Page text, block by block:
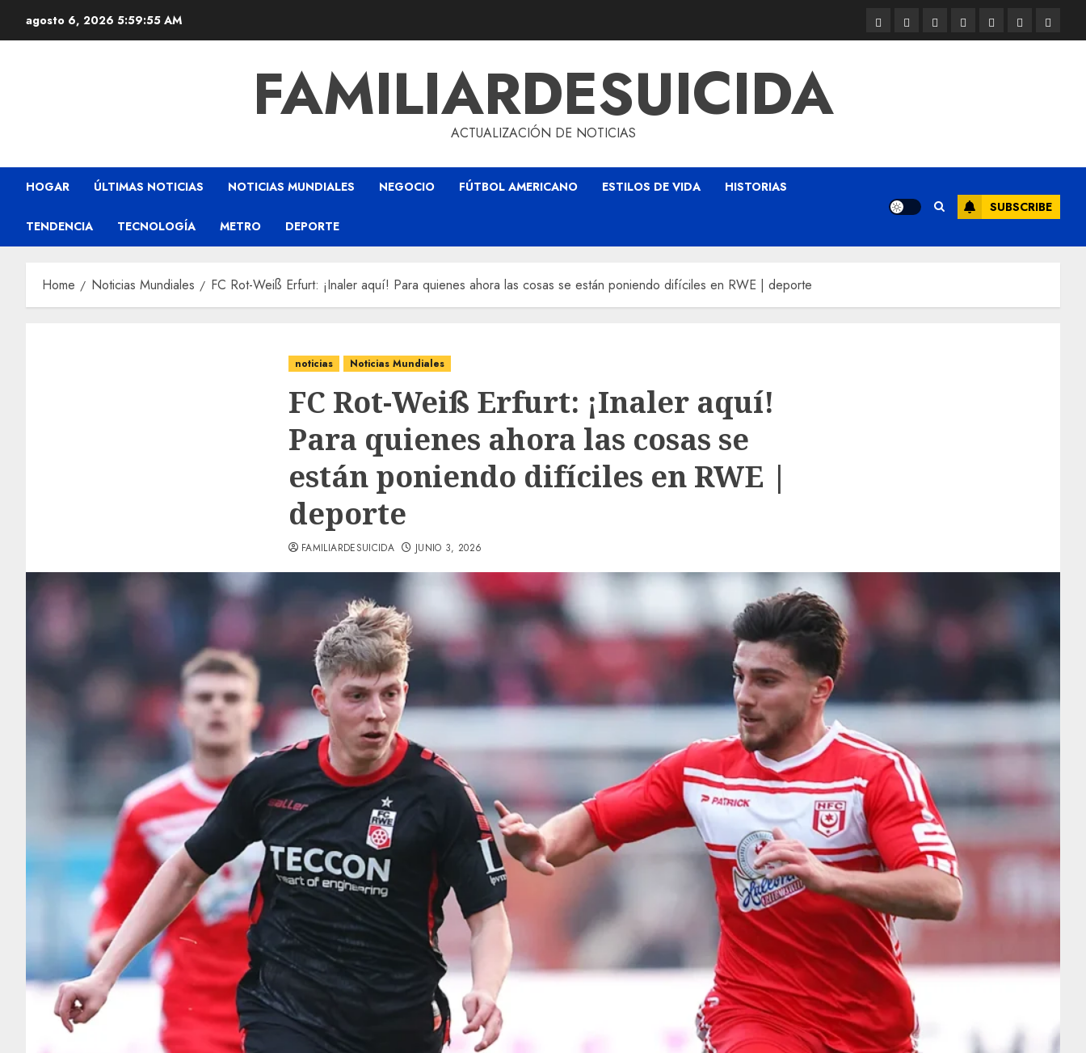
agosto 6, 2026 5:59:56 AM
FAMILIARDESUICIDA
ACTUALIZACIÓN DE NOTICIAS
HOGAR ÚLTIMAS NOTICIAS NOTICIAS MUNDIALES NEGOCIO FÚTBOL AMERICANO ESTILOS DE VIDA HISTORIAS
TENDENCIA TECNOLOGÍA METRO DEPORTE
SUBSCRIBE
Home Noticias Mundiales FC Rot-Weiß Erfurt: ¡Inaler aquí! Para quienes ahora las cosas se están poniendo difíciles en RWE | deporte
noticias Noticias Mundiales
FC Rot-Weiß Erfurt: ¡Inaler aquí!
Para quienes ahora las cosas se
están poniendo difíciles en RWE |
deporte
FAMILIARDESUICIDA JUNIO 3, 2026